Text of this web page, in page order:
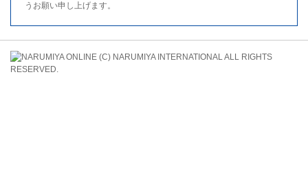
うお願い申し上げます。